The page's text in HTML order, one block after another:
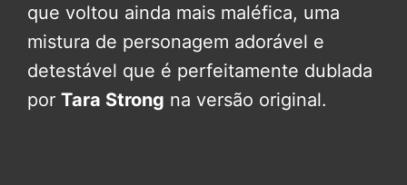
que voltou ainda mais maléfica, uma
mistura de personagem adorável e
detestável que é perfeitamente dublada
por Tara Strong na versão original.